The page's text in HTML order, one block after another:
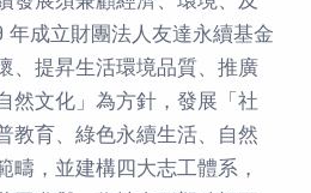
年成立財團法人友達永續基金
、提昇生活環境品質、推廣
然文化」為方針，發展「社
教育、綠色永續生活、自然
疇，並建構四大志工體系，